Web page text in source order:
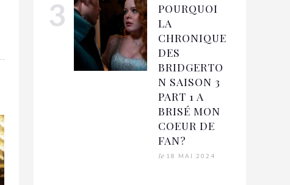
POURQUOI
LA
CHRONIQUE
DES
BRIDGERTO
N SAISON 3
PART 1 A
BRISÉ MON
COEUR DE
FAN?
le 18 MAI 2024